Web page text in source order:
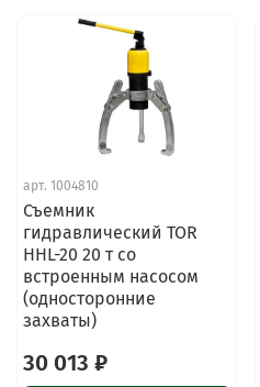
арт. 1004810
Съемник
гидравлический TOR
HHL-20 20 т со
встроенным насосом
(односторонние
захваты)
30 013 ₽